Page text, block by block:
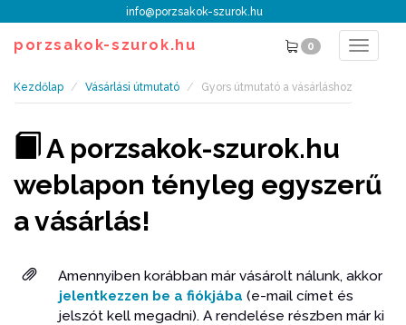
info@porzsakok-szurok.hu
porzsakok-szurok.hu 0
Toggle
Kezdőlap Vásárlási útmutató Gyors útmutató a vásárláshoz
A porzsakok-szurok.hu
weblapon tényleg egyszerű
a vásárlás!
Amennyiben korábban már vásárolt nálunk, akkor
jelentkezzen be a fiókjába (e-mail címet és
jelszót kell megadni). A rendelése részben már ki